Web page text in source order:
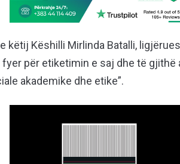
këtij Këshilli Mirlinda Batalli,
për etiketimin e saj dhe të gjithë
akademike dhe etike”.